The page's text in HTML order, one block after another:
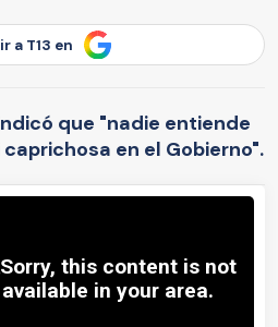
a T13 en
que "nadie entiende
en el Gobierno".